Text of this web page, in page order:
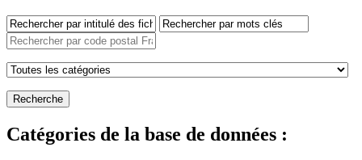
Catégories de la base de données :